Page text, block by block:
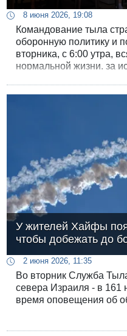
8 июня 2026, 19:08
Командование тыла
оборонную политику и
вторника, с 6:00 утра,
нормальной жизни, за
У жителей Хайфы
чтобы добежать до
2 июня 2026, 11:35
Во вторник Служба
севера Израиля - в 161
время оповещения об